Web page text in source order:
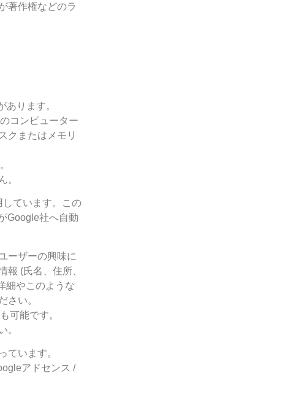
著作権などのラ
ります。
コンピューター
クまたはメモリ
。
ています。この
Google社へ自動
ーザーの興味に
(氏名、住所、
細やこのような
さい。
可能です。
。
ています。
アドセンス /